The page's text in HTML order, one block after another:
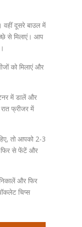
वहीं दूसरे बाउल में
से मिलाएं। आप
को मिलाएं और
में डालें और
फ्रीजर में
तो आपको 2-3
फिर से फेंटें और
और फिर
चिप्स